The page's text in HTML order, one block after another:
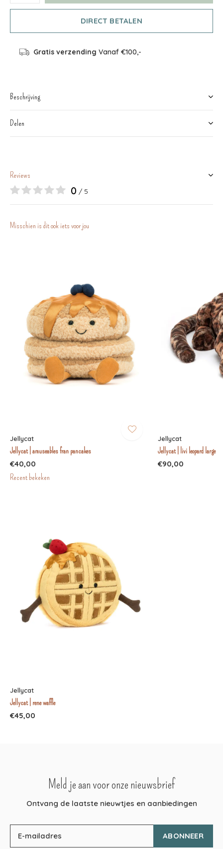
DIRECT BETALEN
Gratis verzending Vanaf €100,-
Beschrijving
Delen
Reviews
0 / 5
Misschien is dit ook iets voor jou
Jellycat
Jellycat | amuseables fran pancakes
€40,00
Jellycat
Jellycat | livi leopard large
€90,00
Recent bekeken
Jellycat
Jellycat | rene waffle
€45,00
Meld je aan voor onze nieuwsbrief
Ontvang de laatste nieuwtjes en aanbiedingen
ABONNEER